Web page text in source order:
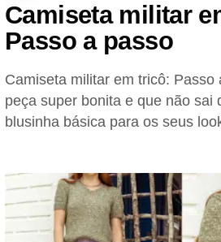
Camiseta militar
Passo a passo
Camiseta militar em tricô: Passo
peça super bonita e que não sai
blusinha básica para os seus